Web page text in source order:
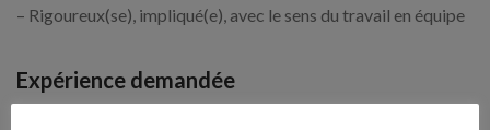
– Rigoureux(se), impliqué(e), avec le sens du travail en équipe
Expérience demandée